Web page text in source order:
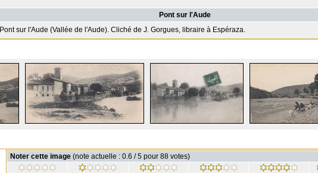
Pont sur l'Aude
Pont sur l'Aude (Vallée de l'Aude). Cliché de J. Gorgues, libraire à Espéraza.
Noter cette image (note actuelle : 0.6 / 5 pour 88 votes)